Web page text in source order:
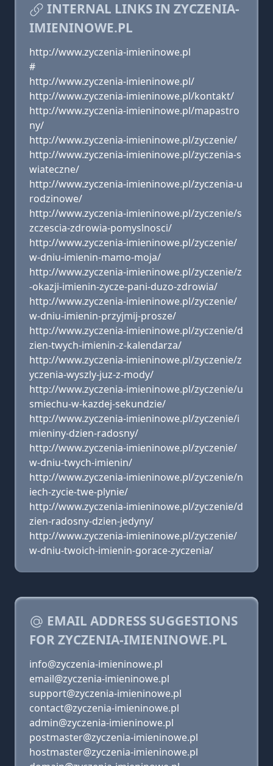
INTERNAL LINKS IN ZYCZENIA-
IMIENINOWE.PL
http://www.zyczenia-imieninowe.pl
#
http://www.zyczenia-imieninowe.pl/
http://www.zyczenia-imieninowe.pl/kontakt/
http://www.zyczenia-imieninowe.pl/mapastro
ny/
http://www.zyczenia-imieninowe.pl/zyczenie/
http://www.zyczenia-imieninowe.pl/zyczenia-s
wiateczne/
http://www.zyczenia-imieninowe.pl/zyczenia-u
rodzinowe/
http://www.zyczenia-imieninowe.pl/zyczenie/s
zczescia-zdrowia-pomyslnosci/
http://www.zyczenia-imieninowe.pl/zyczenie/
w-dniu-imienin-mamo-moja/
http://www.zyczenia-imieninowe.pl/zyczenie/z
-okazji-imienin-zycze-pani-duzo-zdrowia/
http://www.zyczenia-imieninowe.pl/zyczenie/
w-dniu-imienin-przyjmij-prosze/
http://www.zyczenia-imieninowe.pl/zyczenie/d
zien-twych-imienin-z-kalendarza/
http://www.zyczenia-imieninowe.pl/zyczenie/z
yczenia-wyszly-juz-z-mody/
http://www.zyczenia-imieninowe.pl/zyczenie/u
smiechu-w-kazdej-sekundzie/
http://www.zyczenia-imieninowe.pl/zyczenie/i
mieniny-dzien-radosny/
http://www.zyczenia-imieninowe.pl/zyczenie/
w-dniu-twych-imienin/
http://www.zyczenia-imieninowe.pl/zyczenie/n
iech-zycie-twe-plynie/
http://www.zyczenia-imieninowe.pl/zyczenie/d
zien-radosny-dzien-jedyny/
http://www.zyczenia-imieninowe.pl/zyczenie/
w-dniu-twoich-imienin-gorace-zyczenia/
EMAIL ADDRESS SUGGESTIONS
FOR ZYCZENIA-IMIENINOWE.PL
info@zyczenia-imieninowe.pl
email@zyczenia-imieninowe.pl
support@zyczenia-imieninowe.pl
contact@zyczenia-imieninowe.pl
admin@zyczenia-imieninowe.pl
postmaster@zyczenia-imieninowe.pl
hostmaster@zyczenia-imieninowe.pl